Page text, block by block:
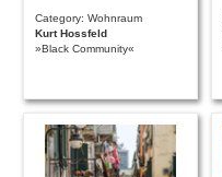
Category: Wohnraum
Kurt Hossfeld
»Black Community«